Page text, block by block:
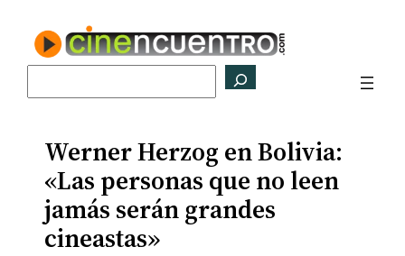
contenido
Werner Herzog en Bolivia:
«Las personas que no leen
jamás serán grandes
cineastas»